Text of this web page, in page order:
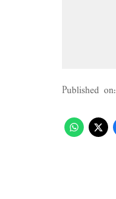
Published on: